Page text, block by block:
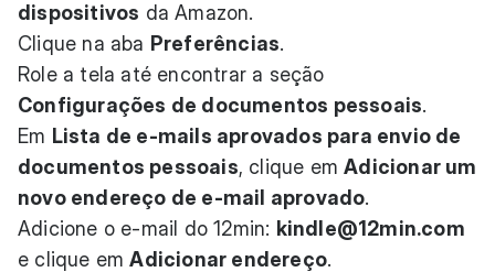
dispositivos da Amazon.
Clique na aba Preferências.
Role a tela até encontrar a seção
Configurações de documentos pessoais.
Em Lista de e-mails aprovados para envio de
documentos pessoais, clique emAdicionar um
novo endereço de e-mail aprovado.
Adicione o e-mail do 12min: kindle@12min.com
e clique emAdicionar endereço.